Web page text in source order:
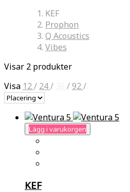
KEF
Prophon
Q Acoustics
Vibes
Visar 2 produkter
Visa 12/ 24/ /92/
Lägg i varukorgen
KEF